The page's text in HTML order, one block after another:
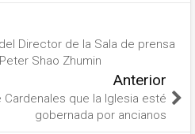
Director de la Sala de prensa
Shao Zhumin
Anterior
que la Iglesia esté
gobernada por ancianos